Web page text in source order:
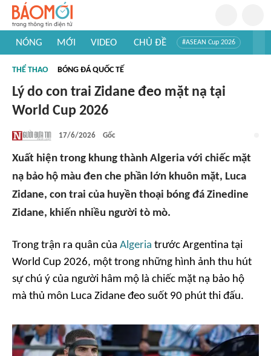
NÓNG MỚI VIDEO CHỦ ĐỀ #ASEAN Cup 2026
#Khám phá thế giới
THỂ THAO BÓNG ĐÁ QUỐC TẾ
Lý do con trai Zidane đeo mặt nạ tại
World Cup 2026
17/6/2026 Gốc
Xuất hiện trong khung thành Algeria với chiếc mặt
nạ bảo hộ màu đen che phần lớn khuôn mặt, Luca
Zidane, con trai của huyền thoại bóng đá Zinedine
Zidane, khiến nhiều người tò mò.
Trong trận ra quân của Algeria trước Argentina tại
World Cup 2026, một trong những hình ảnh thu hút
sự chú ý của người hâm mộ là chiếc mặt nạ bảo hộ
mà thủ môn Luca Zidane đeo suốt 90 phút thi đấu.